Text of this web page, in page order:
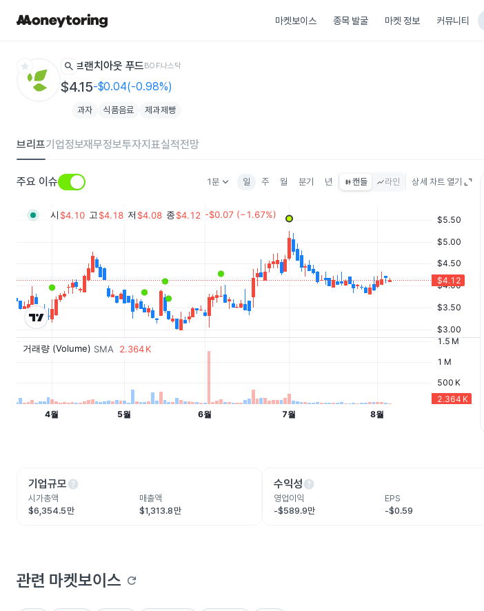
마켓보이스 종목 발굴 마켓 정보 커뮤니티
star search 브랜치아웃 푸드BOF나스닥
$4.15-$0.04(-0.98%)
과자 식품음료 제과제빵
브리프기업정보재무정보투자지표실적전망
주요 이슈 1분keyboard_arrow_down 일 주 월 분기 년 캔들 라인 상세 차트 열기
기업규모help
시가총액
$6,354.5만
매출액
$1,313.8만
수익성help
영업이익
-$589.9만
EPS
-$0.59
관련 마켓보이스 refresh